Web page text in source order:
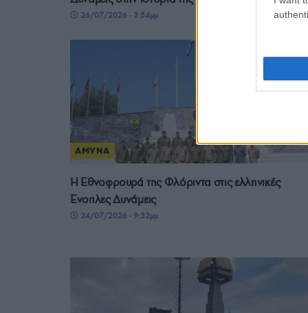
26/07/2026 - 3:54μμ
ΑΜΥΝΑ
Η Εθνοφρουρά της Φλόριντα στις ελληνικές
Ένοπλες Δυνάμεις
24/07/2026 - 9:32μμ